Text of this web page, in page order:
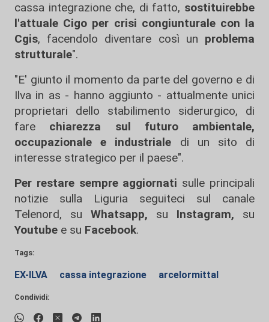
cassa integrazione che, di fatto, sostituirebbe
l'attuale Cigo per crisi congiunturale con la
Cgis, facendolo diventare così un problema
strutturale".
"E' giunto il momento da parte del governo e di
Ilva in as - hanno aggiunto - attualmente unici
proprietari dello stabilimento siderurgico, di
fare chiarezza sul futuro ambientale,
occupazionale e industriale di un sito di
interesse strategico per il paese".
Per restare sempre aggiornati sulle principali
notizie sulla Liguria seguiteci sul canale
Telenord, su
Whatsapp, su Instagram, su
Youtube e su Facebook.
Tags:
EX-ILVA cassa integrazione arcelormittal
Condividi: